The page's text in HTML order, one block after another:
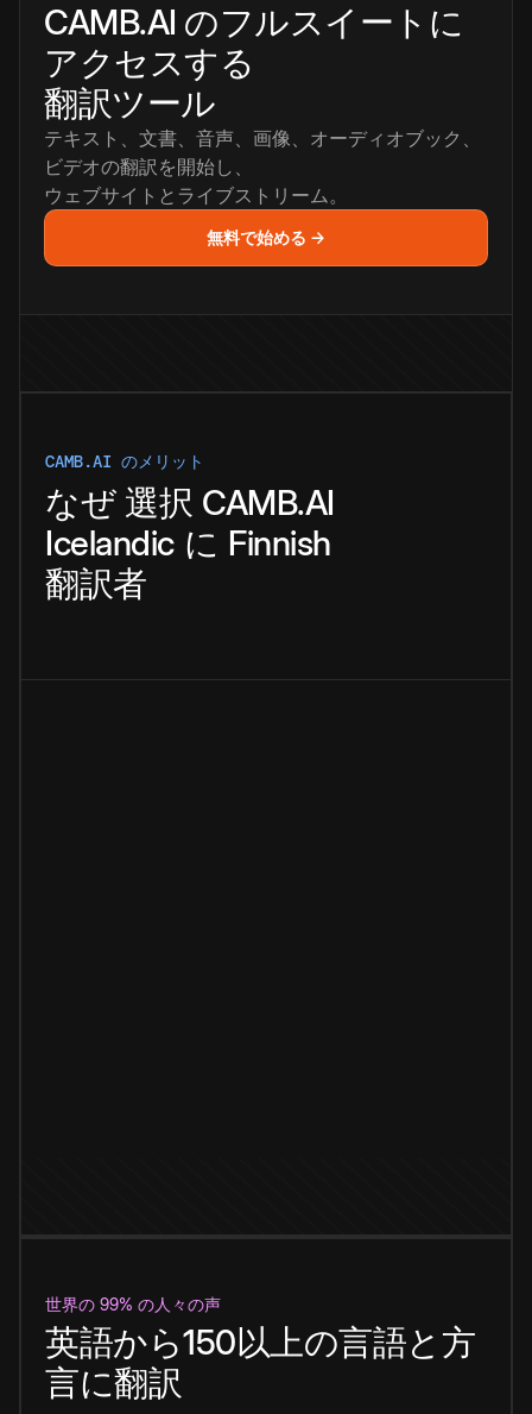
CAMB.AI のフルスイートに
アクセスする
翻訳ツール
テキスト、文書、音声、画像、オーディオブック、
ビデオの翻訳を開始し、
ウェブサイトとライブストリーム。
無料で始める →
CAMB.AI のメリット
なぜ 選択 CAMB.AI
Icelandic に Finnish
翻訳者
世界の 99% の人々の声
英語から150以上の言語と方
言に翻訳